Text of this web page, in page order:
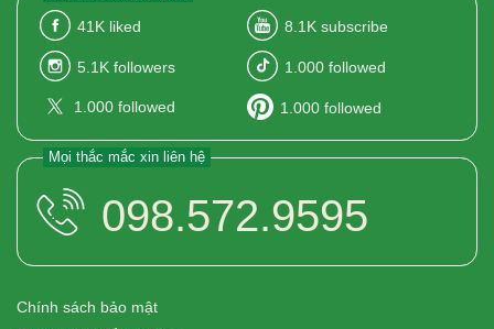
41K liked 8.1K subscribe
5.1K followers 1.000 followed
1.000 followed 1.000 followed
Mọi thắc mắc xin liên hệ
098.572.9595
Chính sách bảo mật